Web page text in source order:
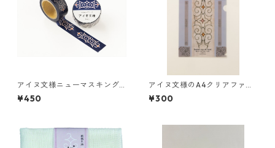
アイヌ文様ニューマスキング
テープ／inep イネプ（藍色）
津田命子
¥450
アイヌ文様のA4クリアファイ
ル カンナ スイ エク ハニ（グ
レー）
¥300